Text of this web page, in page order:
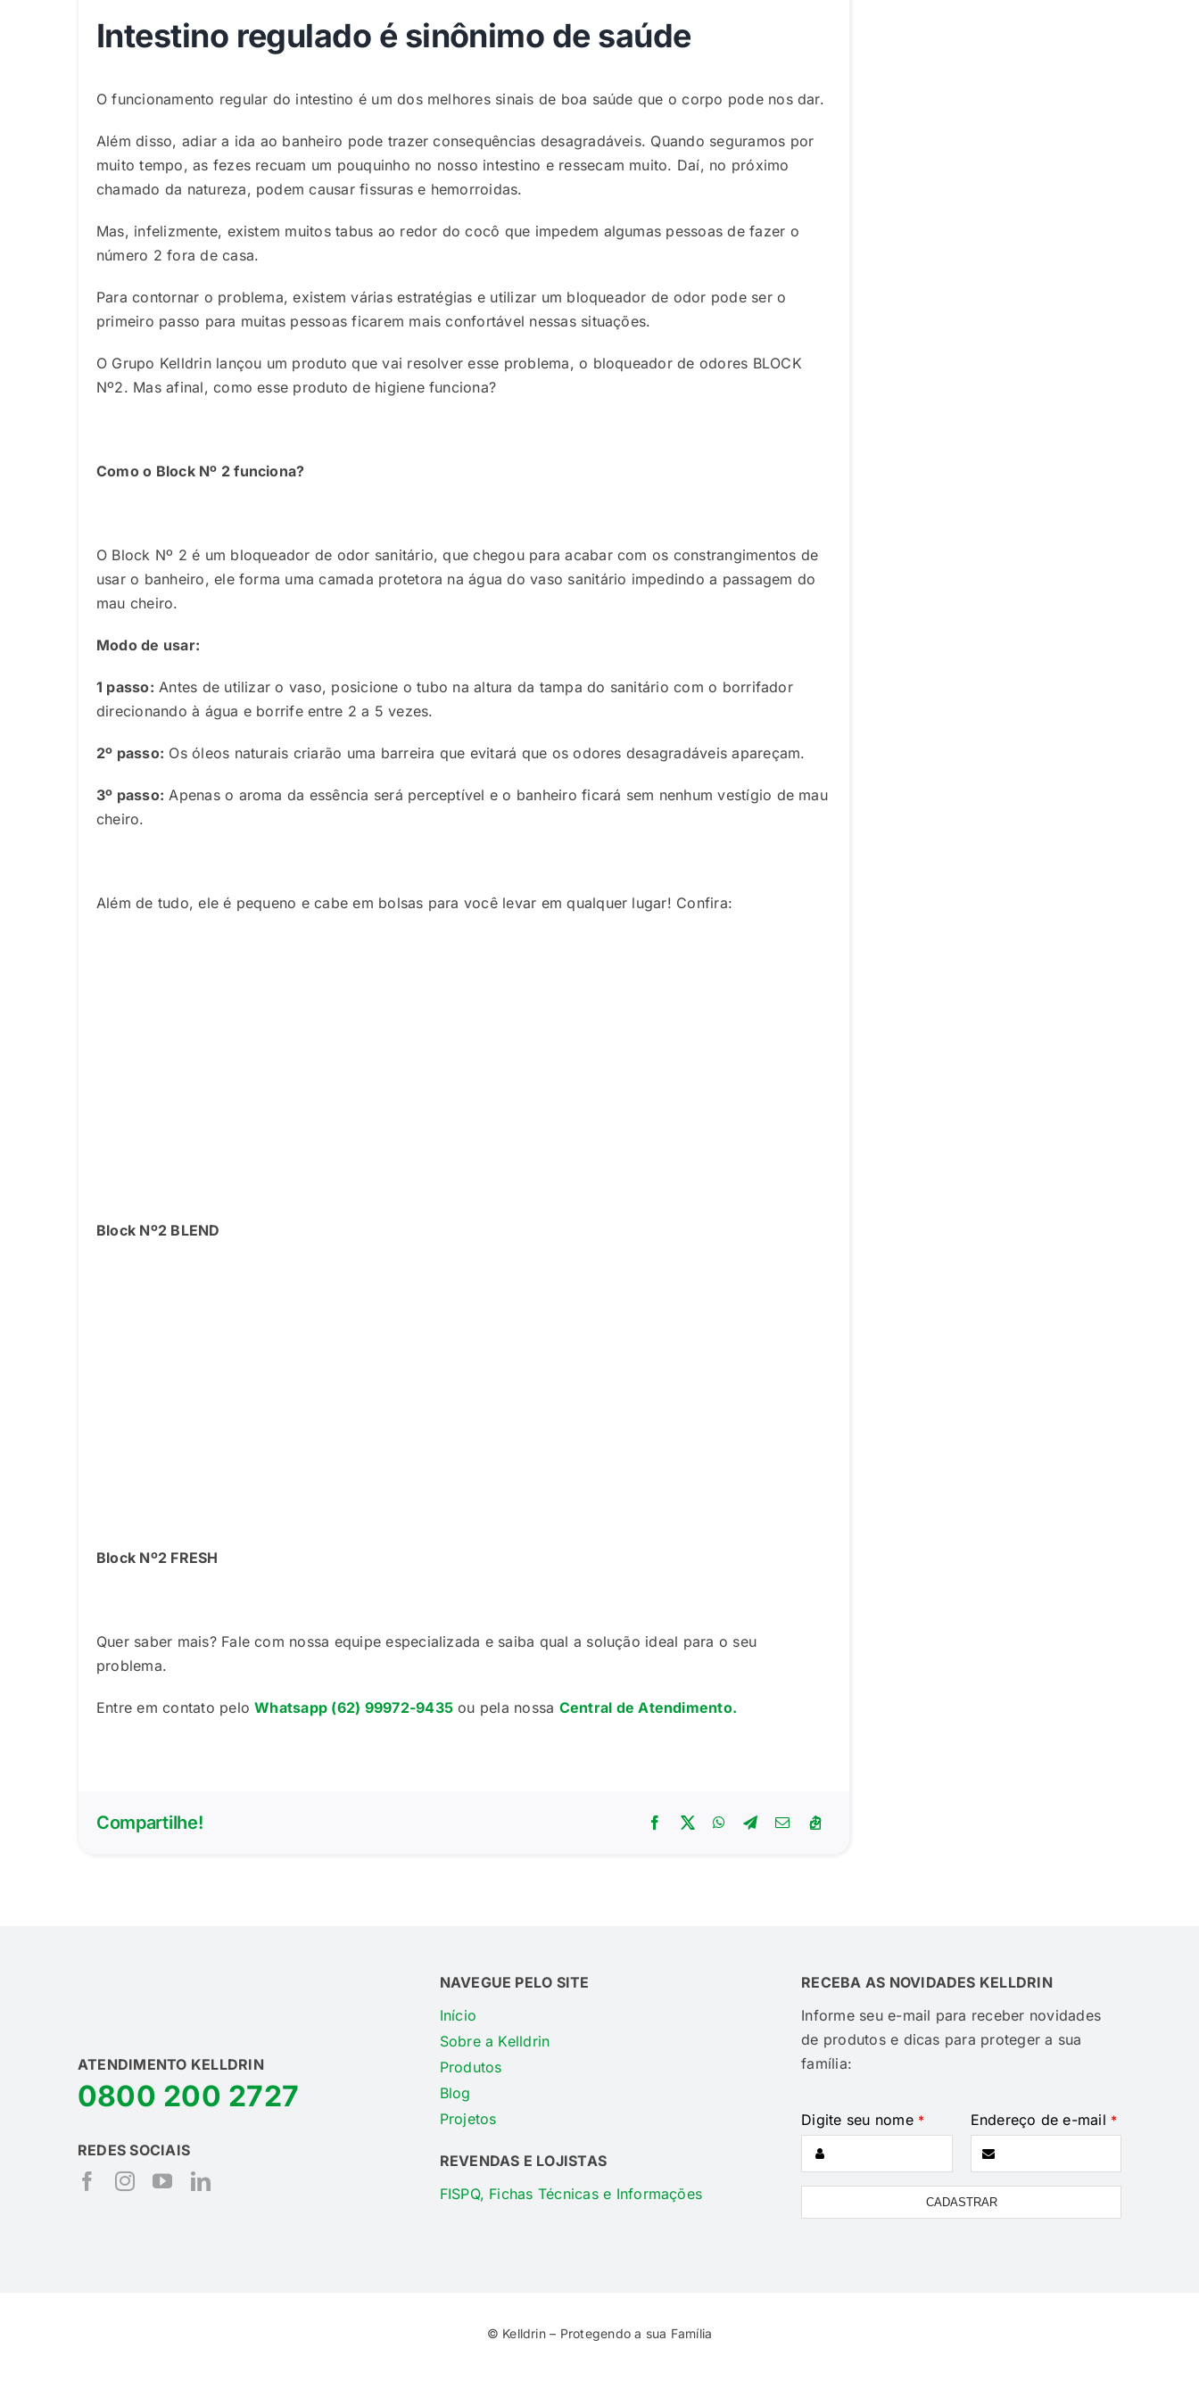
Intestino regulado é sinônimo de saúde
O funcionamento regular do intestino é um dos melhores sinais de boa saúde que o corpo pode nos dar.
Além disso, adiar a ida ao banheiro pode trazer consequências desagradáveis. Quando seguramos por
muito tempo, as fezes recuam um pouquinho no nosso intestino e ressecam muito. Daí, no próximo
chamado da natureza, podem causar fissuras e hemorroidas.
Mas, infelizmente, existem muitos tabus ao redor do cocô que impedem algumas pessoas de fazer o
número 2 fora de casa.
Para contornar o problema, existem várias estratégias e utilizar um bloqueador de odor pode ser o
primeiro passo para muitas pessoas ficarem mais confortável nessas situações.
O Grupo Kelldrin lançou um produto que vai resolver esse problema, o bloqueador de odores BLOCK
Nº2. Mas afinal, como esse produto de higiene funciona?
Como o Block Nº 2 funciona?
O Block Nº 2 é um bloqueador de odor sanitário, que chegou para acabar com os constrangimentos de
usar o banheiro, ele forma uma camada protetora na água do vaso sanitário impedindo a passagem do
mau cheiro.
Modo de usar:
1 passo: Antes de utilizar o vaso, posicione o tubo na altura da tampa do sanitário com o borrifador
direcionando à água e borrife entre 2 a 5 vezes.
2º passo: Os óleos naturais criarão uma barreira que evitará que os odores desagradáveis apareçam.
3º passo: Apenas o aroma da essência será perceptível e o banheiro ficará sem nenhum vestígio de mau
cheiro.
Além de tudo, ele é pequeno e cabe em bolsas para você levar em qualquer lugar! Confira:
Block Nº2 BLEND
Block Nº2 FRESH
Quer saber mais? Fale com nossa equipe especializada e saiba qual a solução ideal para o seu
problema.
Entre em contato pelo Whatsapp (62) 99972-9435 ou pela nossa Central de Atendimento.
Compartilhe!
ATENDIMENTO KELLDRIN
0800 200 2727
REDES SOCIAIS
NAVEGUE PELO SITE
Início
Sobre a Kelldrin
Produtos
Blog
Projetos
REVENDAS E LOJISTAS
FISPQ, Fichas Técnicas e Informações
RECEBA AS NOVIDADES KELLDRIN
Informe seu e-mail para receber novidades
de produtos e dicas para proteger a sua
família:
Digite seu nome * Endereço de e-mail *
CADASTRAR
© Kelldrin – Protegendo a sua Família